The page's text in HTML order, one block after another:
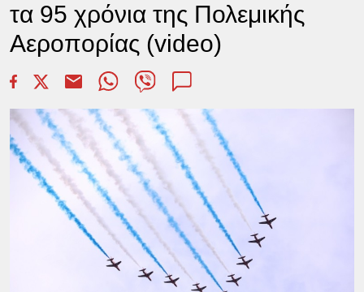
τα 95 χρόνια της Πολεμικής
Αεροπορίας (video)